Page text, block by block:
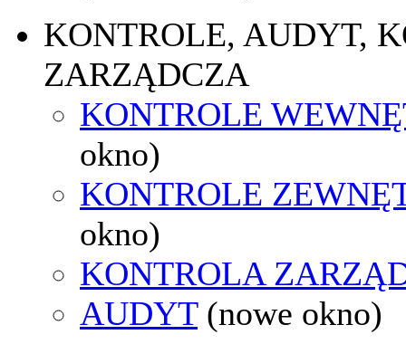
KONTROLE, AUDYT,
ZARZĄDCZA
KONTROLE
okno)
KONTROLE
okno)
KONTROLA
AUDYT (nowe okno)